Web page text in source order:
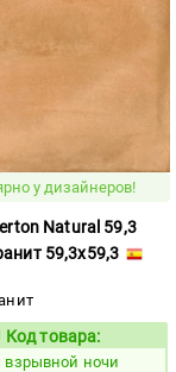
у дизайнеров!
Natural 59,3
59,3x59,3
454936
Код товара:
взрывной ночи